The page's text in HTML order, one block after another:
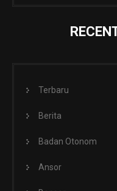
Terbaru
Berita
Badan Otonom
Ansor